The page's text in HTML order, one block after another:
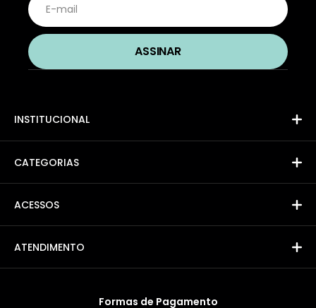
INSTITUCIONAL
CATEGORIAS
ACESSOS
ATENDIMENTO
Formas de Pagamento